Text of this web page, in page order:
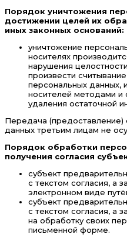
Порядок уничтожения
достижении целей их
иных законных оснований:
уничтожение
носителях
нарушения
произвести
персональных данных,
носителей методами и
удаления остаточной
Передача
данных третьим лицам не
Порядок обработки
получения согласия
субъект
с текстом согласия, а
электронном виде
субъект
с текстом согласия, а
на обработку своих
письменной форме.